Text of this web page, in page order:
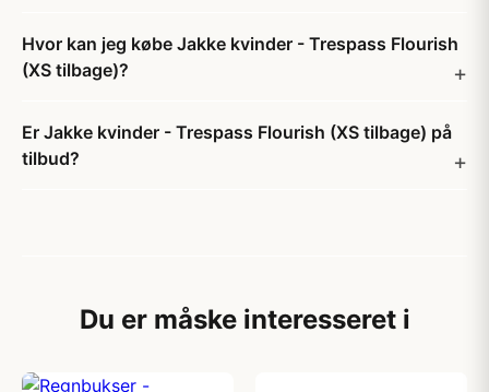
Hvor kan jeg købe Jakke kvinder - Trespass Flourish
(XS tilbage)?
Er Jakke kvinder - Trespass Flourish (XS tilbage) på
tilbud?
Du er måske interesseret i